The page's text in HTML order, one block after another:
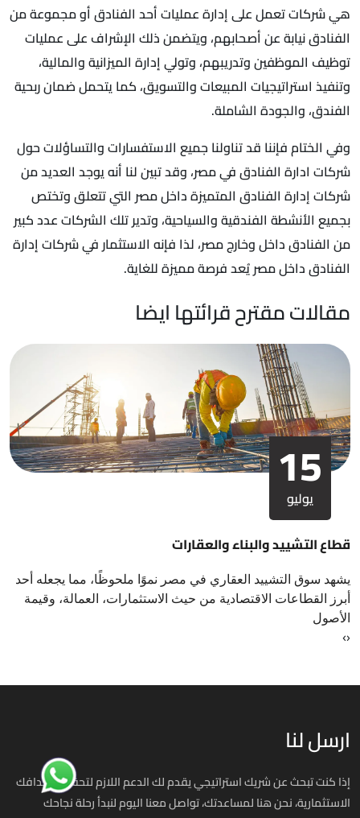
هي شركات تعمل على إدارة عمليات أحد الفنادق أو مجموعة من
الفنادق نيابة عن أصحابهم، ويتضمن ذلك الإشراف على عمليات
توظيف الموظفين وتدريبهم، وتولي إدارة الميزانية والمالية،
وتنفيذ استراتيجيات المبيعات والتسويق، كما يتحمل ضمان ربحية
الفندق، والجودة الشاملة.
وفي الختام فإننا قد تناولنا جميع الاستفسارات والتساؤلات حول
شركات ادارة الفنادق في مصر، وقد تبين لنا أنه يوجد العديد من
شركات إدارة الفنادق المتميزة داخل مصر التي تتعلق وتختص
بجميع الأنشطة الفندقية والسياحية، وتدير تلك الشركات عدد كبير
من الفنادق داخل وخارج مصر، لذا فإنه الاستثمار في شركات إدارة
الفنادق داخل مصر يُعد فرصة مميزة للغاية.
مقالات مقترح قرائتها ايضا
15
يوليو
قطاع التشييد والبناء والعقارات
يشهد سوق التشييد العقاري في مصر نموًا ملحوظًا، مما يجعله أحد
أبرز القطاعات الاقتصادية من حيث الاستثمارات، العمالة، وقيمة
الأصول
‹
›
ارسل لنا
إذا كنت تبحث عن شريك استراتيجي يقدم لك الدعم اللازم لتحقيق أهدافك
الاستثمارية، نحن هنا لمساعدتك، تواصل معنا اليوم لنبدأ رحلة نجاحك